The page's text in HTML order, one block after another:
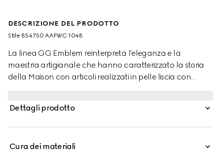
DESCRIZIONE DEL PRODOTTO
Stile ‎854750 AAFWC 1048
La linea GG Emblem reinterpreta l'eleganza e la
maestria artigianale che hanno caratterizzato la storia
della Maison con articoli realizzati in pelle liscia con
posteriore in rete con imbottitura. Un dettaglio loop Web
Dettagli prodotto
Cura dei materiali